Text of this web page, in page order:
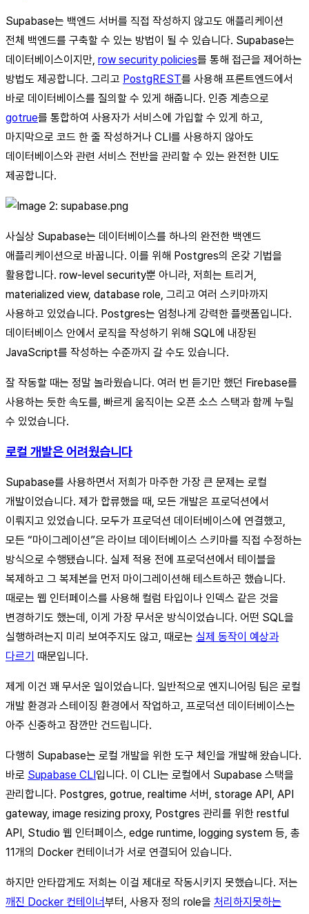
Supabase는 백엔드 서버를 직접 작성하지 않고도 애플리케이션
전체 백엔드를 구축할 수 있는 방법이 될 수 있습니다. Supabase는
데이터베이스이지만, row security policies를 통해 접근을 제어하는
방법도 제공합니다. 그리고 PostgREST를 사용해 프론트엔드에서
바로 데이터베이스를 질의할 수 있게 해줍니다. 인증 계층으로
gotrue를 통합하여 사용자가 서비스에 가입할 수 있게 하고,
마지막으로 코드 한 줄 작성하거나 CLI를 사용하지 않아도
데이터베이스와 관련 서비스 전반을 관리할 수 있는 완전한 UI도
제공합니다.
사실상 Supabase는 데이터베이스를 하나의 완전한 백엔드
애플리케이션으로 바꿉니다. 이를 위해 Postgres의 온갖 기법을
활용합니다. row-level security뿐 아니라, 저희는 트리거,
materialized view, database role, 그리고 여러 스키마까지
사용하고 있었습니다. Postgres는 엄청나게 강력한 플랫폼입니다.
데이터베이스 안에서 로직을 작성하기 위해 SQL에 내장된
JavaScript를 작성하는 수준까지 갈 수도 있습니다.
잘 작동할 때는 정말 놀라웠습니다. 여러 번 듣기만 했던 Firebase를
사용하는 듯한 속도를, 빠르게 움직이는 오픈 소스 스택과 함께 누릴
수 있었습니다.
로컬 개발은 어려웠습니다
Supabase를 사용하면서 저희가 마주한 가장 큰 문제는 로컬
개발이었습니다. 제가 합류했을 때, 모든 개발은 프로덕션에서
이뤄지고 있었습니다. 모두가 프로덕션 데이터베이스에 연결했고,
모든 “마이그레이션”은 라이브 데이터베이스 스키마를 직접 수정하는
방식으로 수행됐습니다. 실제 적용 전에 프로덕션에서 테이블을
복제하고 그 복제본을 먼저 마이그레이션해 테스트하곤 했습니다.
때로는 웹 인터페이스를 사용해 컬럼 타입이나 인덱스 같은 것을
변경하기도 했는데, 이게 가장 무서운 방식이었습니다. 어떤 SQL을
실행하려는지 미리 보여주지도 않고, 때로는 실제 동작이 예상과
다르기 때문입니다.
제게 이건 꽤 무서운 일이었습니다. 일반적으로 엔지니어링 팀은 로컬
개발 환경과 스테이징 환경에서 작업하고, 프로덕션 데이터베이스는
아주 신중하고 잠깐만 건드립니다.
다행히 Supabase는 로컬 개발을 위한 도구 체인을 개발해 왔습니다.
바로 Supabase CLI 입니다. 이 CLI는 로컬에서 Supabase 스택을
관리합니다. Postgres, gotrue, realtime 서버, storage API, API
gateway, image resizing proxy, Postgres 관리를 위한 restful
API, Studio 웹 인터페이스, edge runtime, logging system 등, 총
11개의 Docker 컨테이너가 서로 연결되어 있습니다.
하지만 안타깝게도 저희는 이걸 제대로 작동시키지 못했습니다. 저는
깨진 Docker 컨테이너부터, 사용자 정의 role을 처리하지 못하는